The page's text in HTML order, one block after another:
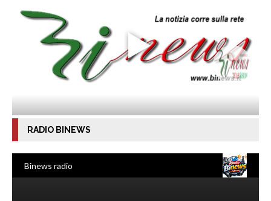
RADIO BINEWS